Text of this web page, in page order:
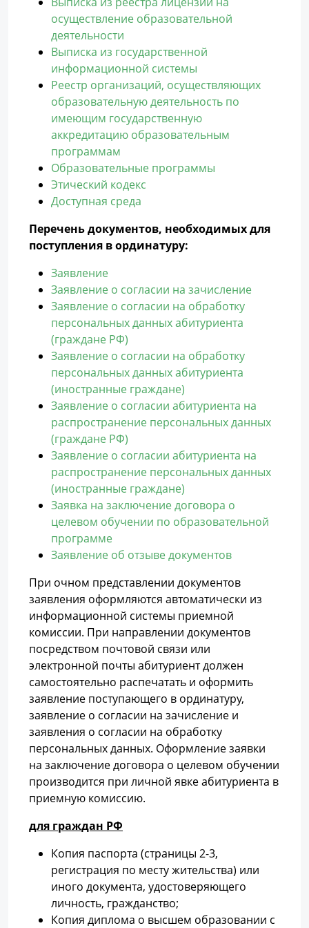
осуществление образовательной
деятельности
Выписка из государственной
информационной системы
Реестр организаций, осуществляющих
образовательную деятельность по
имеющим государственную
аккредитацию образовательным
программам
Образовательные программы
Этический кодекс
Доступная среда
Перечень документов, необходимых для
поступления в ординатуру:
Заявление
Заявление о согласии на зачисление
Заявление о согласии на обработку
персональных данных абитуриента
(граждане РФ)
Заявление о согласии на обработку
персональных данных абитуриента
(иностранные граждане)
Заявление о согласии абитуриента на
распространение персональных данных
(граждане РФ)
Заявление о согласии абитуриента на
распространение персональных данных
(иностранные граждане)
Заявка на заключение договора о
целевом обучении по образовательной
программе
Заявление об отзыве документов
При очном представлении документов
заявления оформляются автоматически из
информационной системы приемной
комиссии. При направлении документов
посредством почтовой связи или
электронной почты абитуриент должен
самостоятельно распечатать и оформить
заявление поступающего в ординатуру,
заявление о согласии на зачисление и
заявления о согласии на обработку
персональных данных. Оформление заявки
на заключение договора о целевом обучении
производится при личной явке абитуриента в
приемную комиссию.
для граждан РФ
Копия паспорта (страницы 2-3,
регистрация по месту жительства) или
иного документа, удостоверяющего
личность, гражданство;
Копия диплома о высшем образовании с